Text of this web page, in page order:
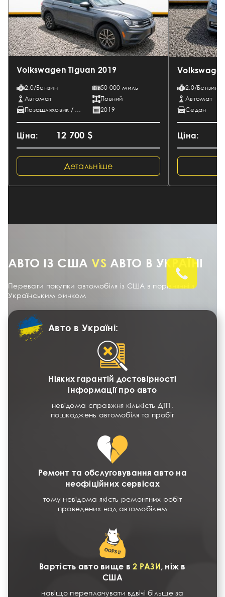
Volkswagen Tiguan 2019 ⠀
2.0/Бензин
50 000 миль
Автомат
Повний
Позашляховик / Кросовер
2019
Ціна: 12 700 $
Детальніше
2.0/Бензин
Автомат
Седан
Ціна:
АВТО ІЗ США VSАВТО В УКРАЇНІ
Переваги покупки автомобіля із США в порівнянні з
Українським ринком
Авто в Україні:
Ніяких гарантій достовірності
інформації про авто
невідома справжня кількість ДТП,
пошкоджень автомобіля та пробіг
Ремонт та обслуговування авто на
неофіційних сервісах
тому невідома якість ремонтних робіт
проведених над автомобілем
Вартість авто вище в2 РАЗИ, ніж в
США
навіщо переплачувати вдвічі більше за